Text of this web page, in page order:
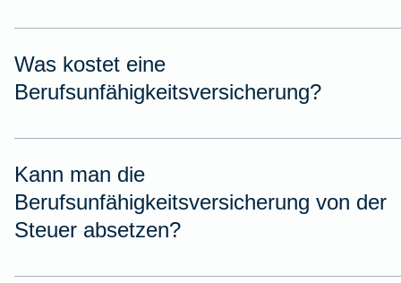
Was kostet eine
Berufsunfähigkeitsversicherung?
Kann man die
Berufsunfähigkeitsversicherung von der
Steuer absetzen?